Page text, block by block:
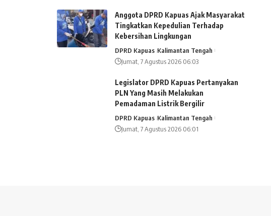
Anggota DPRD Kapuas Ajak Masyarakat
Tingkatkan Kepedulian Terhadap
Kebersihan Lingkungan
DPRD Kapuas Kalimantan Tengah
Jumat, 7 Agustus 2026 06:03
Legislator DPRD Kapuas Pertanyakan
PLN Yang Masih Melakukan
Pemadaman Listrik Bergilir
DPRD Kapuas Kalimantan Tengah
Jumat, 7 Agustus 2026 06:01